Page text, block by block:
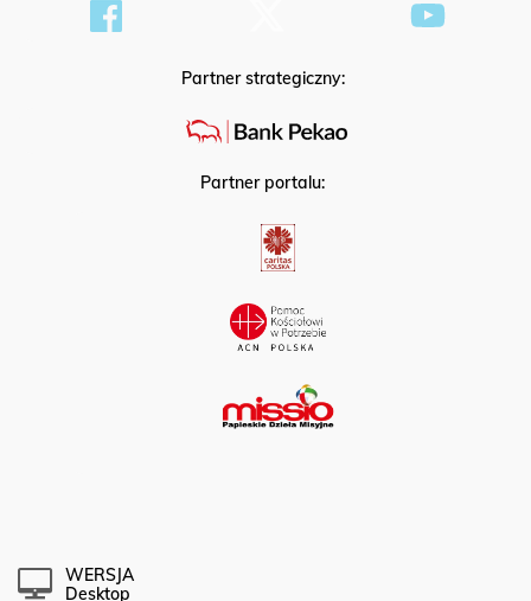
Partner strategiczny:
Partner portalu:
WERSJA